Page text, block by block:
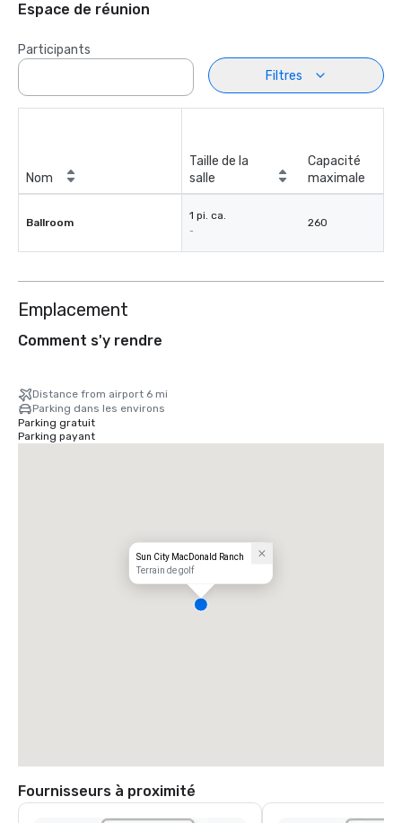
Espace de réunion
Participants
Filtres
Nom
Taille de la
salle
Capacité
maximale
Ballroom
1 pi. ca.
-
260
Emplacement
Comment s'y rendre
Distance from airport 6 mi
Parking dans les environs
Parking gratuit
Parking payant
Sun City MacDonald Ranch
Terrain de golf
Fournisseurs à proximité